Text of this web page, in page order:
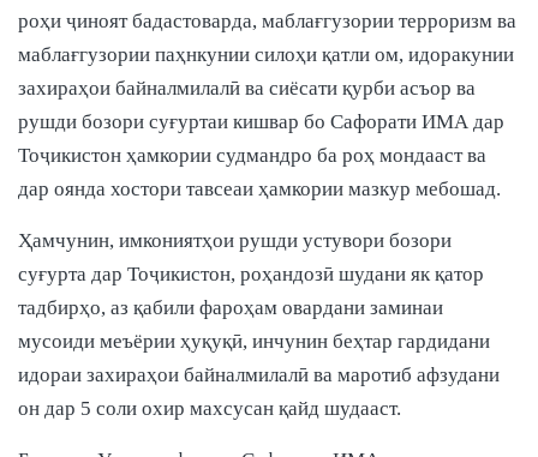
роҳи ҷиноят бадастоварда, маблағгузории терроризм ва
маблағгузории паҳнкунии силоҳи қатли ом, идоракунии
захираҳои байналмилалӣ ва сиёсати қурби асъор ва
рушди бозори суғуртаи кишвар бо Сафорати ИМА дар
Тоҷикистон ҳамкории судмандро ба роҳ мондааст ва
дар оянда хостори тавсеаи ҳамкории мазкур мебошад.
Ҳамчунин, имкониятҳои рушди устувори бозори
суғурта дар Тоҷикистон, роҳандозӣ шудани як қатор
тадбирҳо, аз қабили фароҳам овардани заминаи
мусоиди меъёрии ҳуқуқӣ, инчунин беҳтар гардидани
идораи захираҳои байналмилалӣ ва маротиб афзудани
он дар 5 соли охир махсусан қайд шудааст.